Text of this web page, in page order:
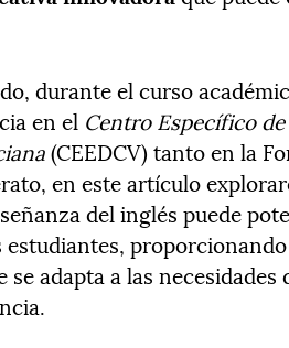
durante el curso
en el Centro Específico
(CEEDCV) tanto en la
en este artículo
del inglés puede
estudiantes,
se adapta a las